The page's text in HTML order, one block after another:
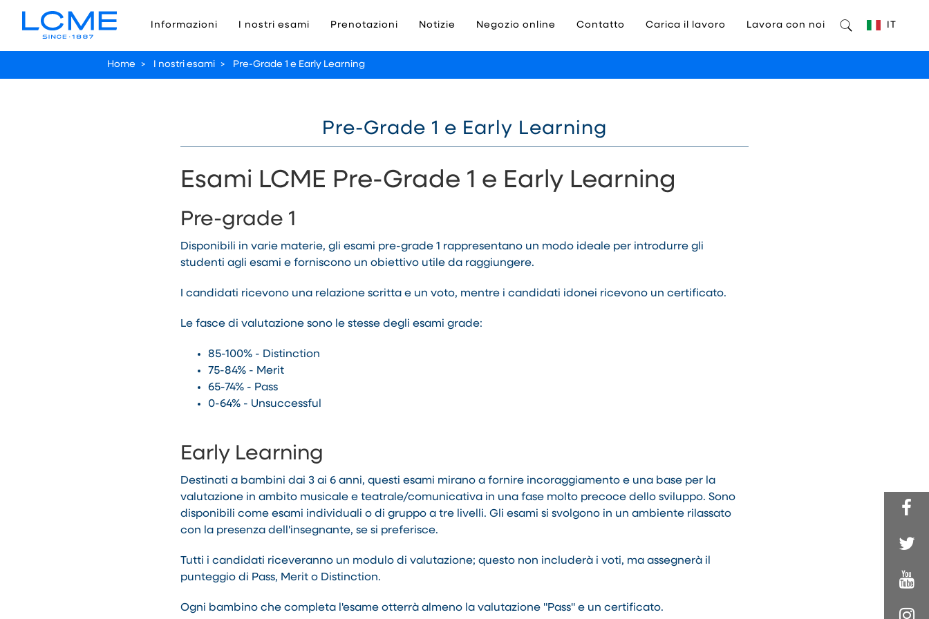
Informazioni I nostri esami Prenotazioni Notizie Negozio online Contatto Carica il lavoro Lavora con noi IT
Home > I nostri esami > Pre-Grade 1 e Early Learning
Pre-Grade 1 e Early Learning
Esami LCME Pre-Grade 1 e Early Learning
Pre-grade 1
Disponibili in varie materie, gli esami pre-grade 1 rappresentano un modo ideale per introdurre gli
studenti agli esami e forniscono un obiettivo utile da raggiungere.
I candidati ricevono una relazione scritta e un voto, mentre i candidati idonei ricevono un certificato.
Le fasce di valutazione sono le stesse degli esami grade:
85-100% - Distinction
75-84% - Merit
65-74% - Pass
0-64% - Unsuccessful
Early Learning
Destinati a bambini dai 3 ai 6 anni, questi esami mirano a fornire incoraggiamento e una base per la
valutazione in ambito musicale e teatrale/comunicativa in una fase molto precoce dello sviluppo. Sono
disponibili come esami individuali o di gruppo a tre livelli. Gli esami si svolgono in un ambiente rilassato
con la presenza dell'insegnante, se si preferisce.
Tutti i candidati riceveranno un modulo di valutazione; questo non includerà i voti, ma assegnerà il
punteggio di Pass, Merit o Distinction.
Ogni bambino che completa l'esame otterrà almeno la valutazione "Pass" e un certificato.